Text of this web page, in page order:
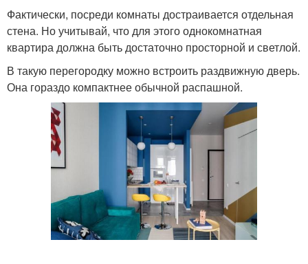
Фактически, посреди комнаты достраивается отдельная
стена. Но учитывай, что для этого однокомнатная
квартира должна быть достаточно просторной и светлой.
В такую перегородку можно встроить раздвижную дверь.
Она гораздо компактнее обычной распашной.